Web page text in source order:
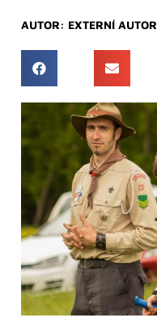
AUTOR: EXTERNÍ AUTOR